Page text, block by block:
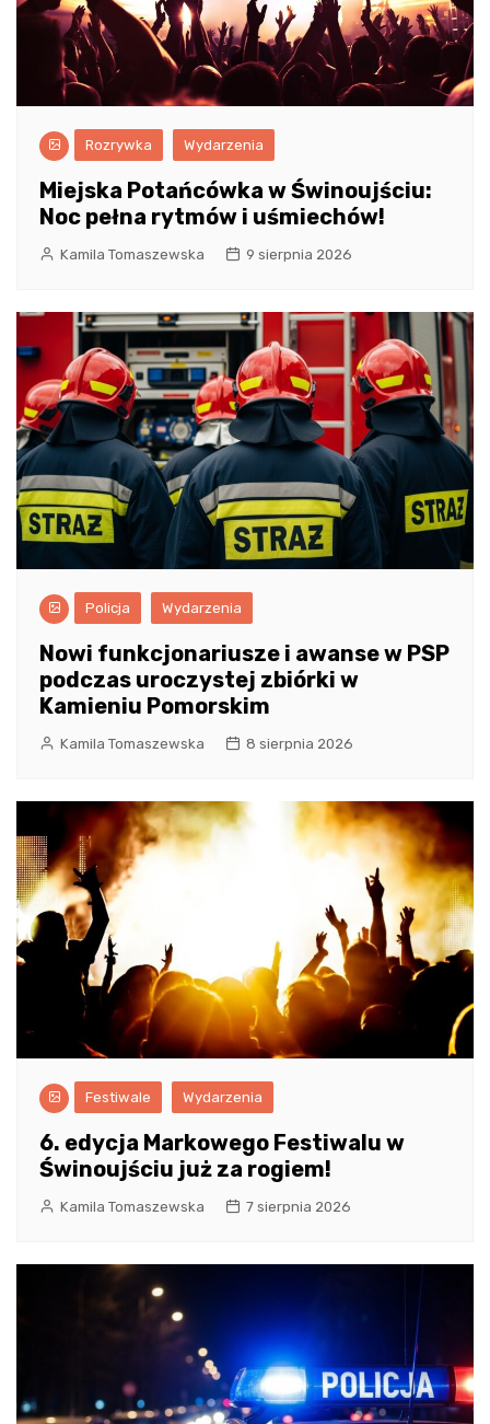
Rozrywka Wydarzenia
Miejska Potańcówka w Świnoujściu:
Noc pełna rytmów i uśmiechów!
Kamila Tomaszewska 9 sierpnia 2026
Policja Wydarzenia
Nowi funkcjonariusze i awanse w PSP
podczas uroczystej zbiórki w
Kamieniu Pomorskim
Kamila Tomaszewska 8 sierpnia 2026
Festiwale Wydarzenia
6. edycja Markowego Festiwalu w
Świnoujściu już za rogiem!
Kamila Tomaszewska 7 sierpnia 2026